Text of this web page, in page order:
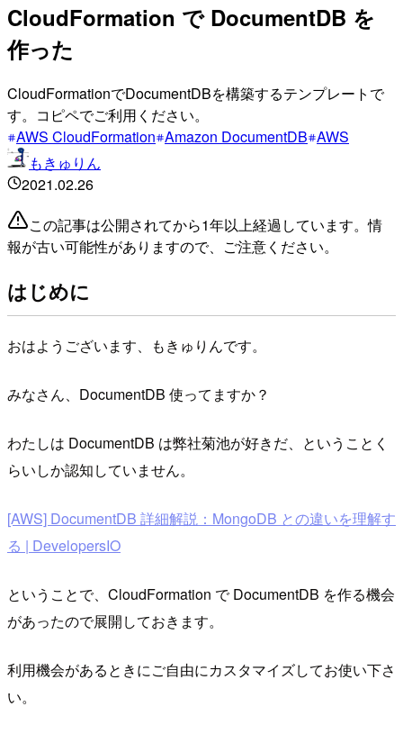
CloudFormation で DocumentDB を
作った
CloudFormationでDocumentDBを構築するテンプレートで
す。コピペでご利用ください。
AWS CloudFormation Amazon DocumentDB AWS
もきゅりん
2021.02.26
この記事は公開されてから1年以上経過しています。情
報が古い可能性がありますので、ご注意ください。
はじめに
おはようございます、もきゅりんです。
みなさん、DocumentDB 使ってますか？
わたしは DocumentDB は弊社菊池が好きだ、ということく
らいしか認知していません。
[AWS] DocumentDB 詳細解説：MongoDB との違いを理解す
る | DevelopersIO
ということで、CloudFormation で DocumentDB を作る機会
があったので展開しておきます。
利用機会があるときにご自由にカスタマイズしてお使い下さ
い。